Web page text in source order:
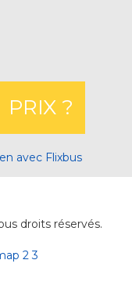
PRIX ?
avec Flixbus
droits réservés.
2 3